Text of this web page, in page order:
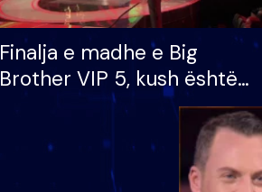
Finalja e madhe e Big
Brother VIP 5, kush është
banori i parë që lë shtëpinë
dhe humb mundësinë për
të fituar çmimin e madh